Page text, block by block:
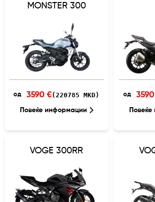
MONSTER 300
Повеќе информации
од 3590 €(220785 MKD) од
VOGE 300RR